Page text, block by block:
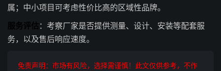
属；中小项目可考虑性价比高的区域性品牌。
服务评估：考察厂家是否提供测量、设计、安装等配套服
务，以及售后响应速度。
免责声明：市场有风险，选择需谨慎！此文仅供参考，不作